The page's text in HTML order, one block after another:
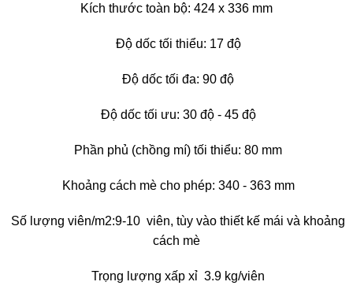
Kích thước toàn bộ: 424 x 336 mm
Độ dốc tối thiểu: 17 độ
Độ dốc tối đa: 90 độ
Độ dốc tối ưu: 30 độ - 45 độ
Phần phủ (chồng mí) tối thiểu: 80 mm
Khoảng cách mè cho phép: 340 - 363 mm
Số lượng viên/m2:9-10 viên, tùy vào thiết kế mái và khoảng
cách mè
Trọng lượng xấp xỉ 3.9 kg/viên